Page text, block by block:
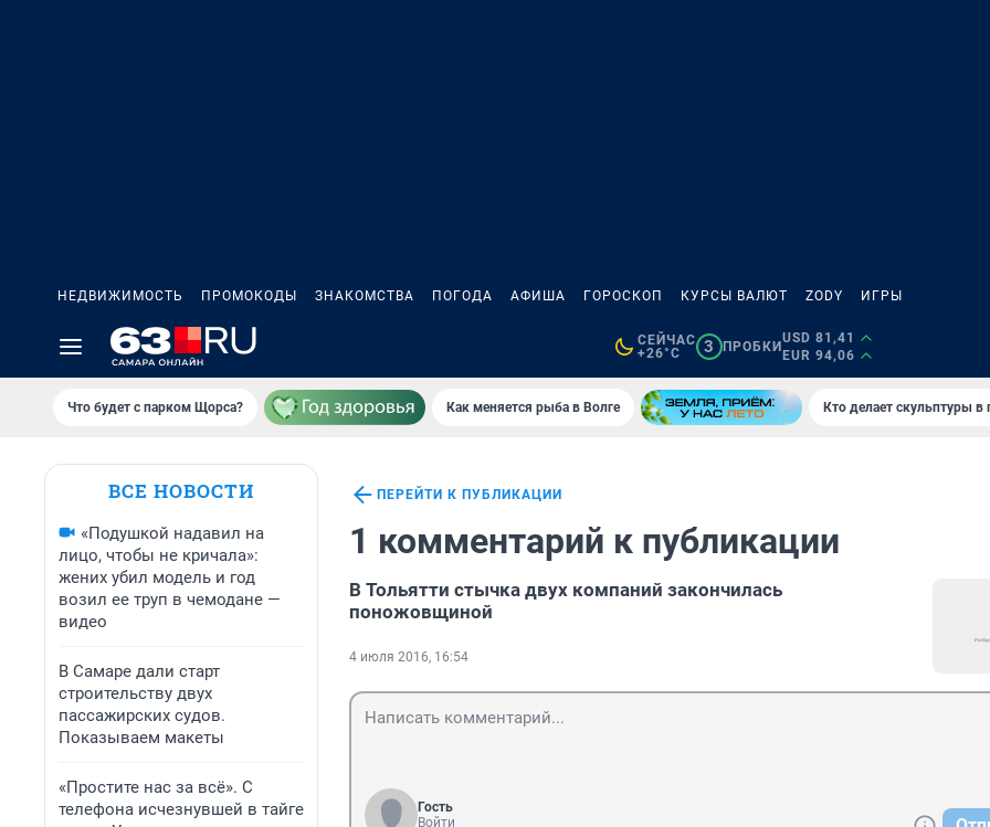
НЕДВИЖИМОСТЬ ПРОМОКОДЫ ЗНАКОМСТВА ПОГОДА АФИША ГОРОСКОП КУРСЫ ВАЛЮТ ZODY ИГРЫ
СЕЙЧАС
+26°C
3 ПРОБКИ
USD 81,41
EUR 94,06
Что будет с парком Щорса? Как меняется рыба в Волге Кто делает скульптуры в
ВСЕ НОВОСТИ
«Подушкой надавил на
лицо, чтобы не кричала»:
жених убил модель и год
возил ее труп в чемодане —
видео
В Самаре дали старт
строительству двух
пассажирских судов.
Показываем макеты
«Простите нас за всё». С
телефона исчезнувшей в тайге
ПЕРЕЙТИ К ПУБЛИКАЦИИ
1 комментарий к публикации
В Тольятти стычка двух компаний закончилась
поножовщиной
4 июля 2016, 16:54
Гость
Войти